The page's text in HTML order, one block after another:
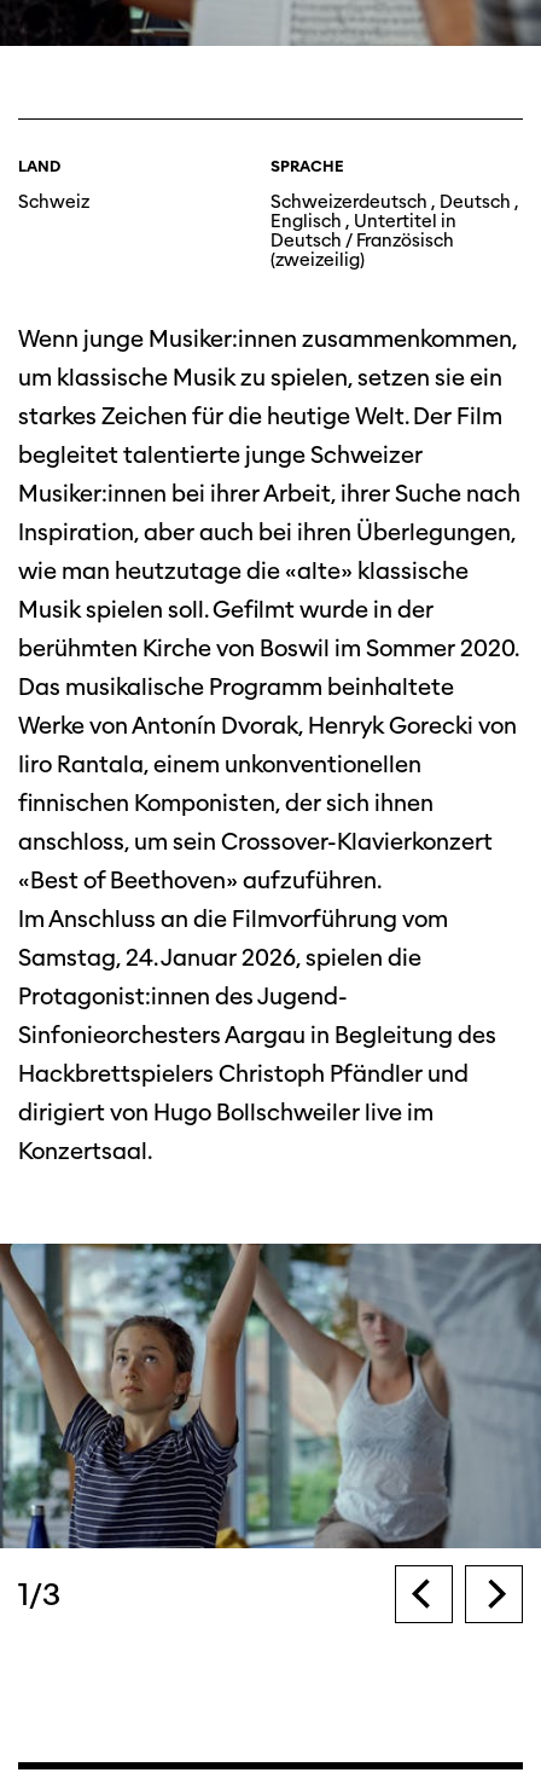
LAND
Schweiz
SPRACHE
Schweizerdeutsch , Deutsch ,
Englisch , Untertitel in
Deutsch / Französisch
(zweizeilig)
Wenn junge Musiker:innen zusammenkommen,
um klassische Musik zu spielen, setzen sie ein
starkes Zeichen für die heutige Welt. Der Film
begleitet talentierte junge Schweizer
Musiker:innen bei ihrer Arbeit, ihrer Suche nach
Inspiration, aber auch bei ihren Überlegungen,
wie man heutzutage die «alte» klassische
Musik spielen soll. Gefilmt wurde in der
berühmten Kirche von Boswil im Sommer 2020.
Das musikalische Programm beinhaltete
Werke von Antonín Dvorak, Henryk Gorecki von
Iiro Rantala, einem unkonventionellen
finnischen Komponisten, der sich ihnen
anschloss, um sein Crossover-Klavierkonzert
«Best of Beethoven» aufzuführen.
Im Anschluss an die Filmvorführung vom
Samstag, 24. Januar 2026, spielen die
Protagonist:innen des Jugend-
Sinfonieorchesters Aargau in Begleitung des
Hackbrettspielers Christoph Pfändler und
dirigiert von Hugo Bollschweiler live im
Konzertsaal.
1/3